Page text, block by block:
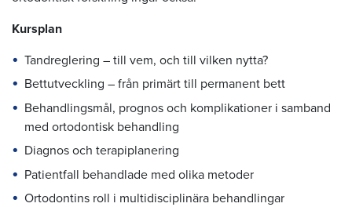
Kursplan
Tandreglering – till vem, och till vilken nytta?
Bettutveckling – från primärt till permanent bett
Behandlingsmål, prognos och komplikationer i samband
med ortodontisk behandling
Diagnos och terapiplanering
Patientfall behandlade med olika metoder
Ortodontins roll i multidisciplinära behandlingar